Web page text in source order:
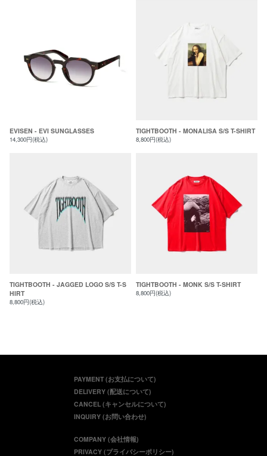
EVISEN - EVI SUNGLASSES
14,300円(税込)
TIGHTBOOTH - MONALISA S/S T-SHIRT
8,800円(税込)
TIGHTBOOTH - JAGGED LOGO S/S T-S
HIRT
8,800円(税込)
TIGHTBOOTH - MONK S/S T-SHIRT
8,800円(税込)
PAYMENT (お支払について)
DELIVERY (配送について)
CANCEL (キャンセルについて)
INQUIRY (お問い合わせ)
COMPANY (会社情報)
PRIVACY (プライバシーポリシー)